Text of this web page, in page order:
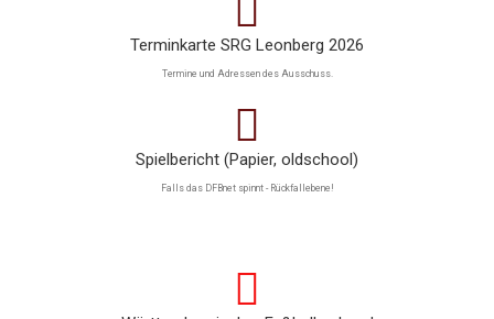
Terminkarte SRG Leonberg 2026
Termine und Adressen des Ausschuss.
Spielbericht (Papier, oldschool)
Falls das DFBnet spinnt - Rückfallebene!